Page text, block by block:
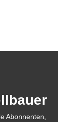
Abonnenten,